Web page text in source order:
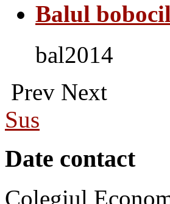
Balul
bal2014
Prev Next
Sus
Date contact
Colegiul